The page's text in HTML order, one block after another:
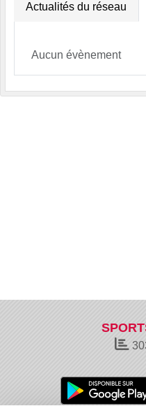
Actualités du réseau
Aucun évènement